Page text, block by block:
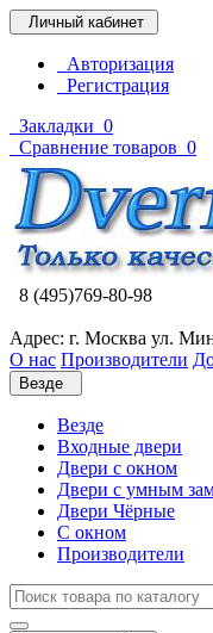
Личный кабинет
Авторизация
Регистрация
Закладки 0
Сравнение товаров 0
8 (495)769-80-98
Адрес: г. Москва ул.
О нас Производители
Везде
Везде
Входные двери
Двери с окном
Двери с умным
Двери Чёрные
C окном
Производители